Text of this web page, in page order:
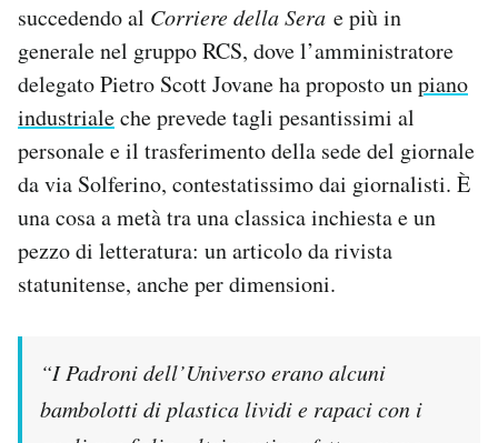
Area Personale
Newsletter
Hai bisogno di aiuto?
Esci
succedendo al Corriere della Sera e più in
generale nel gruppo RCS, dove l’amministratore
delegato Pietro Scott Jovane ha proposto unpiano
industrialeche prevede tagli pesantissimi al
personale e il trasferimento della sede del giornale
da via Solferino, contestatissimo dai giornalisti. È
una cosa a metà tra una classica inchiesta e un
pezzo di letteratura: un articolo da rivista
statunitense, anche per dimensioni.
“I Padroni dell’Universo erano alcuni
bambolotti di plastica lividi e rapaci con i